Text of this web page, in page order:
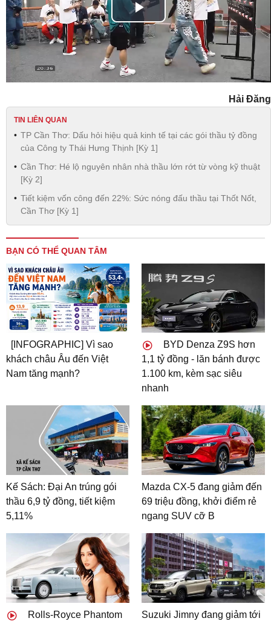
Play
Video
Hải Đăng
TIN LIÊN QUAN
TP Cần Thơ: Dấu hỏi hiệu quả kinh tế tại các gói thầu tỷ đồng
của Công ty Thái Hưng Thịnh [Kỳ 1]
Cần Thơ: Hé lộ nguyên nhân nhà thầu lớn rớt từ vòng kỹ thuật
[Kỳ 2]
Tiết kiệm vốn công đến 22%: Sức nóng đấu thầu tại Thốt Nốt,
Cần Thơ [Kỳ 1]
BẠN CÓ THỂ QUAN TÂM
[INFOGRAPHIC] Vì sao
khách châu Âu đến Việt
Nam tăng mạnh?
BYD Denza Z9S hơn
1,1 tỷ đồng - lăn bánh được
1.100 km, kèm sạc siêu
nhanh
Kế Sách: Đại An trúng gói
thầu 6,9 tỷ đồng, tiết kiệm
5,11%
Mazda CX-5 đang giảm đến
69 triệu đồng, khởi điểm rẻ
ngang SUV cỡ B
Rolls-Royce Phantom Suzuki Jimny đang giảm tới